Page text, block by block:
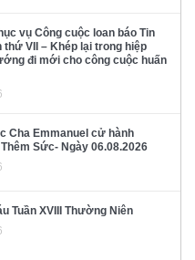
vụ Công cuộc loan báo Tin
thứ VII – Khép lại trong hiệp
đi mới cho công cuộc huấn
Cha Emmanuel cử hành
Sức- Ngày 06.08.2026
Tuần XVIII Thường Niên